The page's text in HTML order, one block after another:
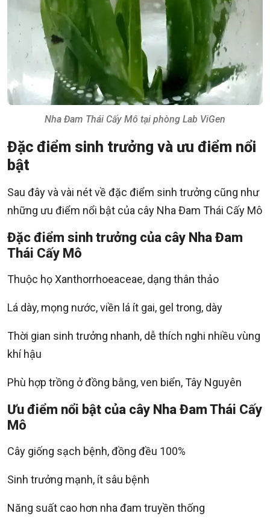
Nha Đam Thái Cấy Mô tại phòng Lab ViGen
Đặc điểm sinh trưởng và ưu điểm nổi
bật
Sau đây và vài nét về đặc điểm sinh trưởng cũng như
những ưu điểm nổi bật của cây Nha Đam Thái Cấy Mô
Đặc điểm sinh trưởng của cây Nha Đam
Thái Cấy Mô
Thuộc họ Xanthorrhoeaceae, dạng thân thảo
Lá dày, mọng nước, viền lá ít gai, gel trong, dày
Thời gian sinh trưởng nhanh, dễ thích nghi nhiều vùng
khí hậu
Phù hợp trồng ở đồng bằng, ven biển, Tây Nguyên
Ưu điểm nổi bật của cây Nha Đam Thái Cấy
Mô
Cây giống sạch bệnh, đồng đều 100%
Sinh trưởng mạnh, ít sâu bệnh
Năng suất cao hơn nha đam truyền thống